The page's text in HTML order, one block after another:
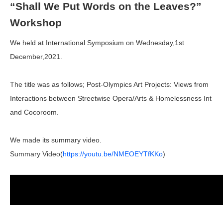
“Shall We Put Words on the Leaves?”
Workshop
We held at International Symposium on Wednesday,1st
December,2021.
The title was as follows; Post-Olympics Art Projects: Views from
Interactions between Streetwise Opera/Arts & Homelessness Int
and Cocoroom.
We made its summary video.
Summary Video(https://youtu.be/NMEOEYTfKKo)